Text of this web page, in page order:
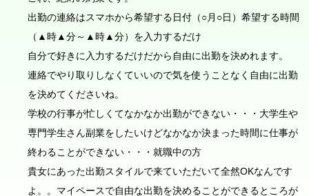
出勤の連絡はスマホから希望する日付（○月○日）希望する時間
（▲時▲分～▲時▲分）を入力するだけ
自分で好きに入力するだけだから自由に出勤を決めれます。
連絡でやり取りしなくていいので気を使うことなく自由に出勤
を決めてくださいね。
学校の行事が忙しくてなかなか出勤ができない・・・大学生や
専門学生さん副業をしたいけどなかなか決まった時間に仕事が
終わることができない・・・就職中の方
貴女にあった出勤スタイルで来ていただいて全然OKなんです
よ。。マイペースで自由な出勤を決めることができるところが